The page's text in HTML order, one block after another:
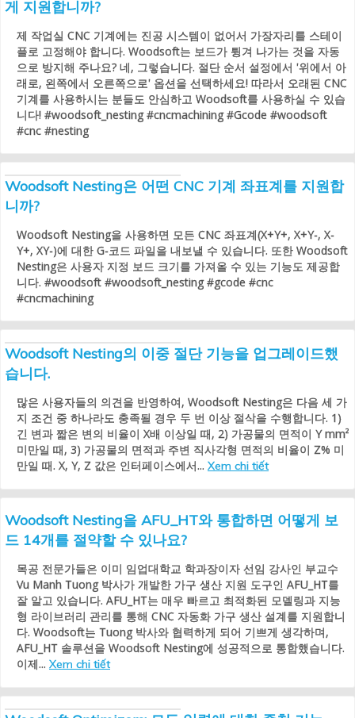
게 지원합니까?
제 작업실 CNC 기계에는 진공 시스템이 없어서 가장자리를 스테이
플로 고정해야 합니다. Woodsoft는 보드가 튕겨 나가는 것을 자동
으로 방지해 주나요? 네, 그렇습니다. 절단 순서 설정에서 '위에서 아
래로, 왼쪽에서 오른쪽으로' 옵션을 선택하세요! 따라서 오래된 CNC
기계를 사용하시는 분들도 안심하고 Woodsoft를 사용하실 수 있습
니다! #woodsoft_nesting #cncmachining #Gcode #woodsoft
#cnc #nesting
Woodsoft Nesting은 어떤 CNC 기계 좌표계를 지원합
니까?
Woodsoft Nesting을 사용하면 모든 CNC 좌표계(X+Y+, X+Y-, X-
Y+, XY-)에 대한 G-코드 파일을 내보낼 수 있습니다. 또한 Woodsoft
Nesting은 사용자 지정 보드 크기를 가져올 수 있는 기능도 제공합
니다. #woodsoft #woodsoft_nesting #gcode #cnc
#cncmachining
Woodsoft Nesting의 이중 절단 기능을 업그레이드했
습니다.
많은 사용자들의 의견을 반영하여, Woodsoft Nesting은 다음 세 가
지 조건 중 하나라도 충족될 경우 두 번 이상 절삭을 수행합니다. 1)
긴 변과 짧은 변의 비율이 X배 이상일 때, 2) 가공물의 면적이 Y mm²
미만일 때, 3) 가공물의 면적과 주변 직사각형 면적의 비율이 Z% 미
만일 때. X, Y, Z 값은 인터페이스에서... Xem chi tiết
Woodsoft Nesting을 AFU_HT와 통합하면 어떻게 보
드 14개를 절약할 수 있나요?
목공 전문가들은 이미 임업대학교 학과장이자 선임 강사인 부교수
Vu Manh Tuong 박사가 개발한 가구 생산 지원 도구인 AFU_HT를
잘 알고 있습니다. AFU_HT는 매우 빠르고 최적화된 모델링과 지능
형 라이브러리 관리를 통해 CNC 자동화 가구 생산 설계를 지원합니
다. Woodsoft는 Tuong 박사와 협력하게 되어 기쁘게 생각하며,
AFU_HT 솔루션을 Woodsoft Nesting에 성공적으로 통합했습니다.
이제... Xem chi tiết